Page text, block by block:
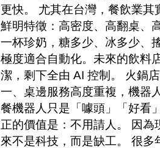
更快。 尤其在台灣，餐飲業
鮮明特徵：高密度、高翻桌、
一杯珍奶，糖多少、冰多少、
極度適合自動化。未來的飲料
潔，剩下全由 AI 控制。 火鍋
一、桌邊服務高度重複，機器
餐機器人只是「噱頭」「好看
正的價值是：不用請人。 因
來不是科技，而是缺工。 很